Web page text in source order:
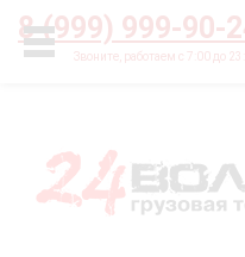
8 (999) 999-90-
Главная О нас Цены